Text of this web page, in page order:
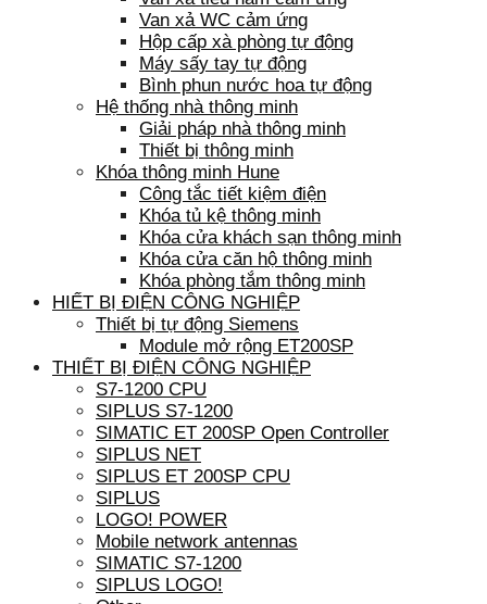
Van xả WC cảm ứng
Hộp cấp xà phòng tự động
Máy sấy tay tự động
Bình phun nước hoa tự động
Hệ thống nhà thông minh
Giải pháp nhà thông minh
Thiết bị thông minh
Khóa thông minh Hune
Công tắc tiết kiệm điện
Khóa tủ kệ thông minh
Khóa cửa khách sạn thông minh
Khóa cửa căn hộ thông minh
Khóa phòng tắm thông minh
HIẾT BỊ ĐIỆN CÔNG NGHIỆP
Thiết bị tự động Siemens
Module mở rộng ET200SP
THIẾT BỊ ĐIỆN CÔNG NGHIỆP
S7-1200 CPU
SIPLUS S7-1200
SIMATIC ET 200SP Open Controller
SIPLUS NET
SIPLUS ET 200SP CPU
SIPLUS
LOGO! POWER
Mobile network antennas
SIMATIC S7-1200
SIPLUS LOGO!